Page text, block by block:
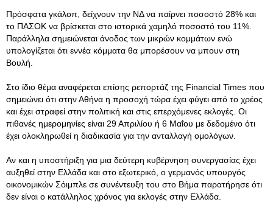
Πρόσφατα γκάλοπ, δείχνουν την ΝΔ να παίρνει ποσοστό 28% και
το ΠΑΣΟΚ να βρίσκεται στο ιστορικά χαμηλό ποσοστό του 11%.
Παράλληλα σημειώνεται άνοδος των μικρών κομμάτων ενώ
υπολογίζεται ότι εννέα κόμματα θα μπορέσουν να μπουν στη
Βουλή.
Στο ίδιο θέμα αναφέρεται επίσης ρεπορτάζ της Financial Times που
σημειώνει ότι στην Αθήνα η προσοχή τώρα έχει φύγει από το χρέος
και έχει στραφεί στην πολιτική και στις επερχόμενες εκλογές. Οι
πιθανές ημερομηνίες είναι 29 Απριλίου ή 6 Μαΐου με δεδομένο ότι
έχει ολοκληρωθεί η διαδικασία για την ανταλλαγή ομολόγων.
Αν και η υποστήριξη για μια δεύτερη κυβέρνηση συνεργασίας έχει
αυξηθεί στην Ελλάδα και στο εξωτερικό, ο γερμανός υπουργός
οικονομικών Σόιμπλε σε συνέντευξη του στο Βήμα παρατήρησε ότι
δεν είναι ο κατάλληλος χρόνος για εκλογές στην Ελλάδα.